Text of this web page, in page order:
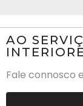
AO
Fale connosco